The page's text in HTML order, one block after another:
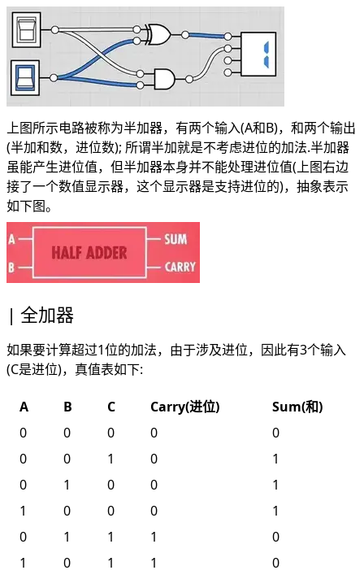
上图所示电路被称为半加器，有两个输入(A和B)，和两个输出
(半加和数，进位数); 所谓半加就是不考虑进位的加法.半加器
虽能产生进位值，但半加器本身并不能处理进位值(上图右边
接了一个数值显示器，这个显示器是支持进位的)，抽象表示
如下图。
全加器
如果要计算超过1位的加法，由于涉及进位，因此有3个输入
(C是进位)，真值表如下:
A B C Carry(进位)
Sum(和)
0
0 0 0
0
0
0 1 0
1
0
1 0 0
1
1
0 0 0
1
0
1 1 1
0
1
0 1 1
0